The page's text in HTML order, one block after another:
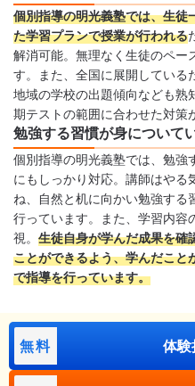
個別指導の明光義塾では、生徒
た学習プランで授業が行われる
解消可能。無理なく生徒のペー
す。また、全国に展開している
地域の学校の出題傾向なども熟
期テストの範囲に合わせた対策
勉強する習慣が身について
個別指導の明光義塾では、勉強
にもしっかり対応。講師はや
ね、自然と机に向かい勉強する
行っています。また、学習内
視。 生徒自身が学んだ成果を確
ことができるよう、学んだこと
で指導を行っています。
無料 体